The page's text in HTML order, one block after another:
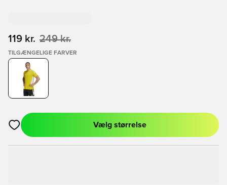
119 kr. 249 kr.
TILGÆNGELIGE FARVER
Åbner en Modal til at logge ind eller tilmelde dig som medlem
Vælg størrelse